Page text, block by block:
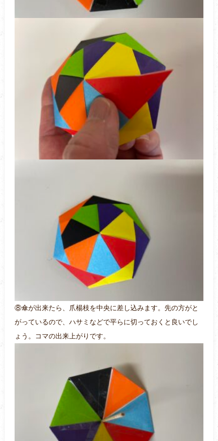
⑧傘が出来たら、爪楊枝を中央に差し込みます。先の方がと
がっているので、ハサミなどで平らに切っておくと良いでし
ょう。コマの出来上がりです。